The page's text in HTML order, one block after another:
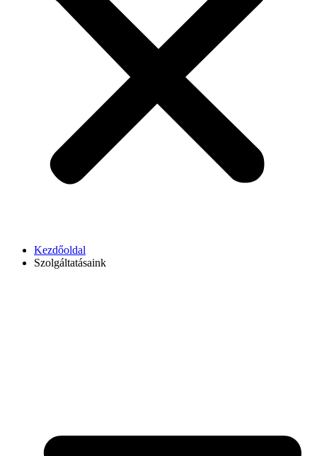
Kezdőoldal
Szolgáltatásaink